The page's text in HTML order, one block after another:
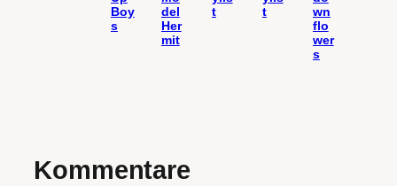
Boy
s
del
Her
mit
t
t
wn
flo
wer
s
Kommentare